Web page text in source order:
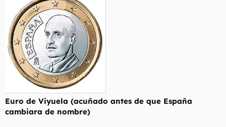
Euro de Viyuela (acuñado antes de que España
cambiara de nombre)